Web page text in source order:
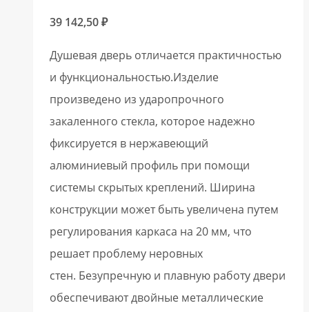
39 142,50₽
Душевая дверь отличается практичностью
и функциональностью.Изделие
произведено из ударопрочного
закаленного стекла, которое надежно
фиксируется в нержавеющий
алюминиевый профиль при помощи
системы скрытых креплений. Ширина
конструкции может быть увеличена путем
регулирования каркаса на 20 мм, что
решает проблему неровных
стен. Безупречную и плавную работу двери
обеспечивают двойные металлические